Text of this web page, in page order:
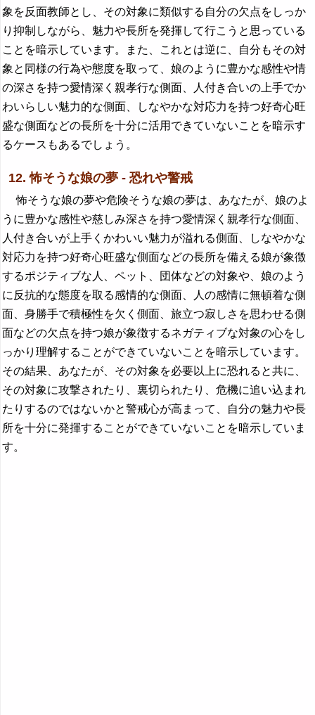
象を反面教師とし、その対象に類似する自分の欠点をしっか
り抑制しながら、魅力や長所を発揮して行こうと思っている
ことを暗示しています。また、これとは逆に、自分もその対
象と同様の行為や態度を取って、娘のように豊かな感性や情
の深さを持つ愛情深く親孝行な側面、人付き合いの上手でか
わいらしい魅力的な側面、しなやかな対応力を持つ好奇心旺
盛な側面などの長所を十分に活用できていないことを暗示す
るケースもあるでしょう。
12. 怖そうな娘の夢 - 恐れや警戒
怖そうな娘の夢や危険そうな娘の夢は、あなたが、娘のよ
うに豊かな感性や慈しみ深さを持つ愛情深く親孝行な側面、
人付き合いが上手くかわいい魅力が溢れる側面、しなやかな
対応力を持つ好奇心旺盛な側面などの長所を備える娘が象徴
するポジティブな人、ペット、団体などの対象や、娘のよう
に反抗的な態度を取る感情的な側面、人の感情に無頓着な側
面、身勝手で積極性を欠く側面、旅立つ寂しさを思わせる側
面などの欠点を持つ娘が象徴するネガティブな対象の心をし
っかり理解することができていないことを暗示しています。
その結果、あなたが、その対象を必要以上に恐れると共に、
その対象に攻撃されたり、裏切られたり、危機に追い込まれ
たりするのではないかと警戒心が高まって、自分の魅力や長
所を十分に発揮することができていないことを暗示していま
す。